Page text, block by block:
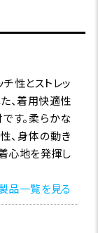
性とストレッ
、着用快適性
す。柔らかな
、身体の動き
心地を発揮し
品一覧を見る